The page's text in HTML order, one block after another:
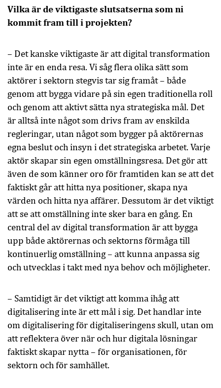
Vilka är de viktigaste slutsatserna som ni
kommit fram till i projekten?
– Det kanske viktigaste är att digital transformation
inte är en enda resa. Vi såg flera olika sätt som
aktörer i sektorn stegvis tar sig framåt – både
genom att bygga vidare på sin egen traditionella roll
och genom att aktivt sätta nya strategiska mål. Det
är alltså inte något som drivs fram av enskilda
regleringar, utan något som bygger på aktörernas
egna beslut och insyn i det strategiska arbetet. Varje
aktör skapar sin egen omställningsresa. Det gör att
även de som känner oro för framtiden kan se att det
faktiskt går att hitta nya positioner, skapa nya
värden och hitta nya affärer. Dessutom är det viktigt
att se att omställning inte sker bara en gång. En
central del av digital transformation är att bygga
upp både aktörernas och sektorns förmåga till
kontinuerlig omställning – att kunna anpassa sig
och utvecklas i takt med nya behov och möjligheter.
– Samtidigt är det viktigt att komma ihåg att
digitalisering inte är ett mål i sig. Det handlar inte
om digitalisering för digitaliseringens skull, utan om
att reflektera över när och hur digitala lösningar
faktiskt skapar nytta – för organisationen, för
sektorn och för samhället.